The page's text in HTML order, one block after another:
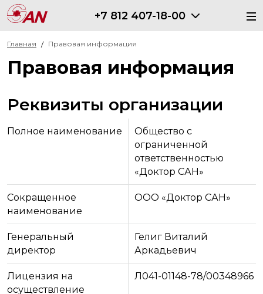
+7 812 407-18-00
Главная Правовая информация
Правовая информация
Реквизиты организации
Полное наименование
Общество с
ограниченной
ответственностью
«Доктор САН»
Сокращенное
наименование
ООО «Доктор САН»
Генеральный
директор
Гелиг Виталий
Аркадьевич
Лицензия на
осуществление
Л041-01148-78/00348966